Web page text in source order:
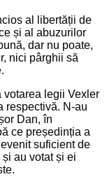
al libertății de
și al abuzurilor
dar nu poate,
nici pârghii să
votarea legii Vexler
respectivă. N-au
Dan, în
ce președinția a
suficient de
au votat și ei